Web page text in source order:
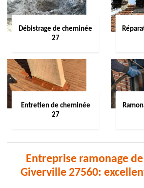
Débistrage de cheminée
27
Entretien de cheminée
27
Entreprise ramonage
Giverville 27560: